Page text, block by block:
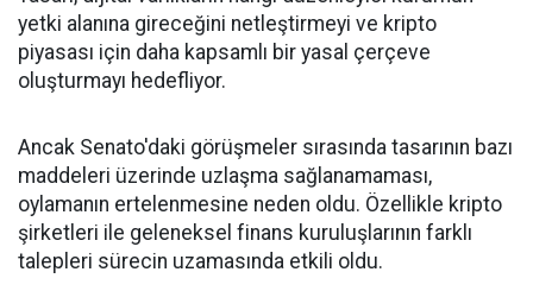
yetki alanına gireceğini netleştirmeyi ve kripto
piyasası için daha kapsamlı bir yasal çerçeve
oluşturmayı hedefliyor.
Ancak Senato'daki görüşmeler sırasında tasarının bazı
maddeleri üzerinde uzlaşma sağlanamaması,
oylamanın ertelenmesine neden oldu. Özellikle kripto
şirketleri ile geleneksel finans kuruluşlarının farklı
talepleri sürecin uzamasında etkili oldu.